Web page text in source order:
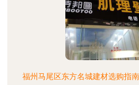
福州马尾区东方名城建材选购指